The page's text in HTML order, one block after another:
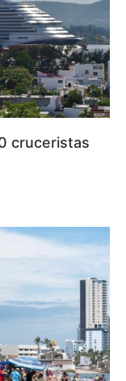
cruceristas